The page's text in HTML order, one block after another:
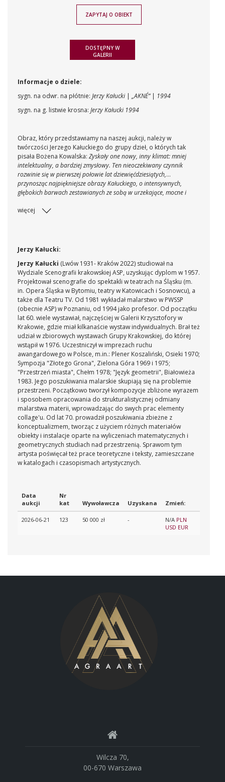
ZAPYTAJ O OBIEKT
DOSTĘPNY W
GALERII
Informacje o dziele:
sygn. na odwr. na płótnie: Jerzy Kałucki | „AKNÉ“| 1994
sygn. na g. listwie krosna: Jerzy Kałucki 1994
Obraz, który przedstawiamy na naszej aukcji, należy w
twórczości Jerzego Kałuckiego do grupy dzieł, o których tak
pisała Bożena Kowalska: Zyskały one nowy, inny klimat: mniej
intelektualny, a bardziej zmysłowy. Ten nieoczekiwany czynnik
rozwinie się w pierwszej połowie lat dziewięćdziesiątych,
przynosząc najpiękniejsze obrazy Kałuckiego, o intensywnych,
głębokich barwach zestawianych ze sobą w urzekające, mocne i
jednolicie pokryte kolorem, nasuwające się na siebie i
Warszawa 2006, s. 46)
więcej
Jerzy Kałucki:
Jerzy Kałucki (Lwów 1931- Kraków 2022) studiował na
Wydziale Scenografii krakowskiej ASP, uzyskując dyplom w 1957.
Projektował scenografie do spektakli w teatrach na Śląsku (m.
in. Opera Śląska w Bytomiu, teatry w Katowicach i Sosnowcu), a
także dla Teatru TV. Od 1981 wykładał malarstwo w PWSSP
(obecnie ASP) w Poznaniu, od 1994 jako profesor. Od początku
lat 60. wiele wystawiał, najczęściej w Galerii Krzysztofory w
Krakowie, gdzie miał kilkanaście wystaw indywidualnych. Brał też
udział w zbiorowych wystawach Grupy Krakowskiej, do której
wstąpił w 1976. Uczestniczył w imprezach ruchu
awangardowego w Polsce, m.in.: Plener Koszaliński, Osieki 1970;
Sympozja "Złotego Grona", Zielona Góra 1969 i 1975;
"Przestrzeń miasta", Chełm 1978; "Język geometrii", Białowieża
1983. Jego poszukiwania malarskie skupiają się na problemie
przestrzeni. Początkowo tworzył kompozycje zbliżone wyrazem
i sposobem opracowania do strukturalistycznej odmiany
malarstwa materii, wprowadzając do swych prac elementy
collage'u. Od lat 70. prowadził poszukiwania zbieżne z
konceptualizmem, tworząc z użyciem różnych materiałów
obiekty i instalacje oparte na wyliczeniach matematycznych i
geometrycznych studiach nad przestrzenią. Sprawom tym
artysta poświęcał też prace teoretyczne i teksty, zamieszczane
w katalogach i czasopismach artystycznych.
Data
aukcji
Nr
kat
Wywoławcza Uzyskana Zmień:
2026-06-21 123 50 000 zł - N/A PLN
USD EUR
Wilcza 70,
00-670 Warszawa